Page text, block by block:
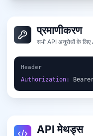
प्रमाणीकरण
सभी API अनुरोधों के
Header
Authorization:
API मेथड्स